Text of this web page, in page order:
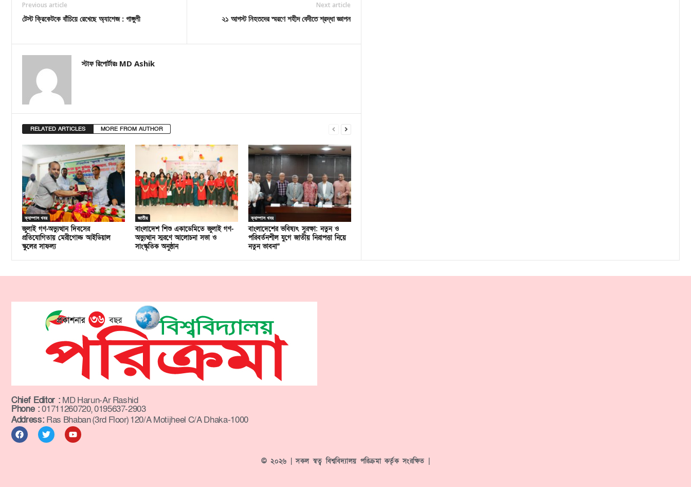
Previous article
টেস্ট ক্রিকেটকে বাঁচিয়ে রেখেছে অ্যাশেজ : গাঙ্গুলী
Next article
২১ আগস্ট নিহতদের স্মরণে শহীদ বেদীতে শ্রদ্ধা জ্ঞাপন
স্টাফ রিপোর্টারঃ MD Ashik
RELATED ARTICLES MORE FROM AUTHOR
ক্যাম্পাস খবর
জুলাই গণ-অভ্যুত্থান দিবসের
প্রতিযোগিতায় মেরীগোল্ড আইডিয়াল
স্কুলের সাফল্য
জাতীয়
বাংলাদেশ শিশু একাডেমিতে জুলাই গণ-
অভ্যুত্থান স্মরণে আলোচনা সভা ও
সাংস্কৃতিক অনুষ্ঠান
ক্যাম্পাস খবর
বাংলাদেশের ভবিষ্যৎ সুরক্ষা: নতুন ও
পরিবর্তনশীল যুগে জাতীয় নিরাপত্তা নিয়ে
নতুন ভাবনা”
Chief Editor : MD Harun-Ar Rashid
Phone :01711260720, 0195637-2903
Address: Ras Bhaban (3rd Floor) 120/A Motijheel C/A Dhaka-1000
© ২০২৬ | সকল স্বত্ব বিশ্ববিদ্যালয় পরিক্রমা কর্তৃক সংরক্ষিত |